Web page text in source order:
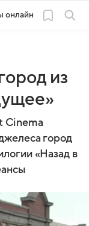
онлайн
из
Cinema
город
«Назад в